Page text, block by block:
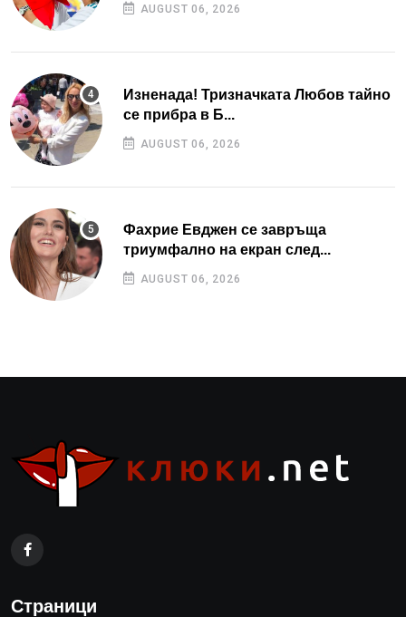
AUGUST 06, 2026
Изненада! Тризначката Любов тайно
се прибра в Б...
AUGUST 06, 2026
Фахрие Евджен се завръща
триумфално на екран след...
AUGUST 06, 2026
Страници